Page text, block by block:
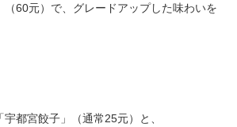
（60元）で、グレードアップした味わいを
都宮餃子」（通常25元）と、